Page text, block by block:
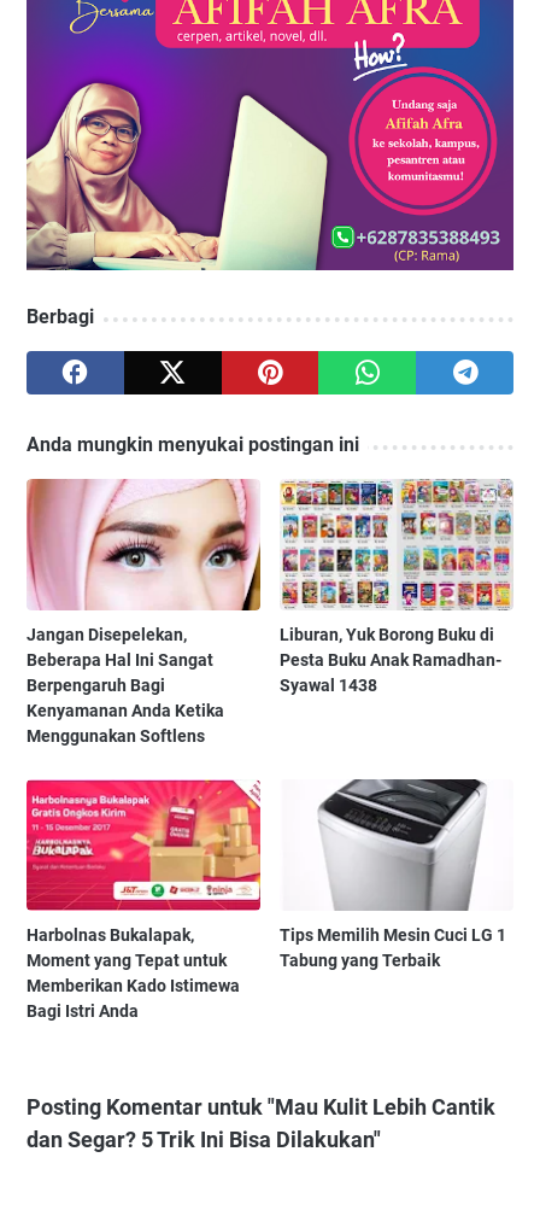
Berbagi
Anda mungkin menyukai postingan ini
Jangan Disepelekan,
Beberapa Hal Ini Sangat
Berpengaruh Bagi
Kenyamanan Anda Ketika
Menggunakan Softlens
Liburan, Yuk Borong Buku di
Pesta Buku Anak Ramadhan-
Syawal 1438
Harbolnas Bukalapak,
Moment yang Tepat untuk
Memberikan Kado Istimewa
Bagi Istri Anda
Tips Memilih Mesin Cuci LG 1
Tabung yang Terbaik
Posting Komentar untuk "Mau Kulit Lebih Cantik
dan Segar? 5 Trik Ini Bisa Dilakukan"